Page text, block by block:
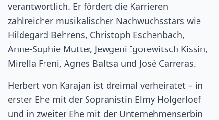
verantwortlich. Er fördert die Karrieren
zahlreicher musikalischer Nachwuchsstars wie
Hildegard Behrens, Christoph Eschenbach,
Anne-Sophie Mutter, Jewgeni Igorewitsch Kissin,
Mirella Freni, Agnes Baltsa und José Carreras.
Herbert von Karajan ist dreimal verheiratet – in
erster Ehe mit der Sopranistin Elmy Holgerloef
und in zweiter Ehe mit der Unternehmenserbin